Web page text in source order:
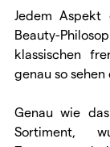
Jedem Aspekt
Beauty-
klassischen
genau so
Genau wie
Sortiment,